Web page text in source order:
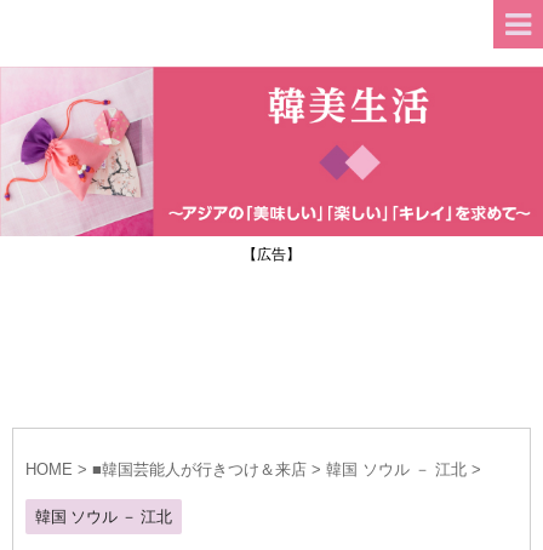
【広告】
HOME > ■韓国芸能人が行きつけ＆来店 > 韓国 ソウル － 江北 >
韓国 ソウル － 江北